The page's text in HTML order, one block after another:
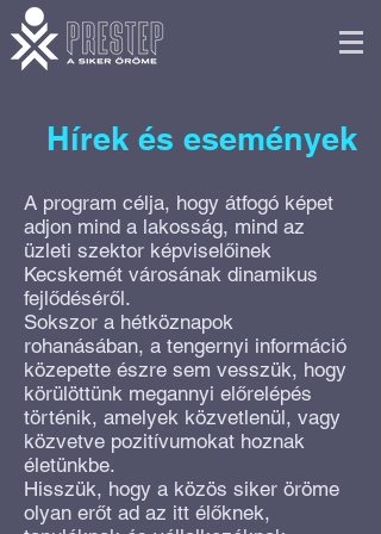
Hírek és események
A program célja, hogy átfogó képet
adjon mind a lakosság, mind az
üzleti szektor képviselőinek
Kecskemét városának dinamikus
fejlődéséről.
Sokszor a hétköznapok
rohanásában, a tengernyi információ
közepette észre sem vesszük, hogy
körülöttünk megannyi előrelépés
történik, amelyek közvetlenül, vagy
közvetve pozitívumokat hoznak
életünkbe.
Hisszük, hogy a közös siker öröme
olyan erőt ad az itt élőknek,